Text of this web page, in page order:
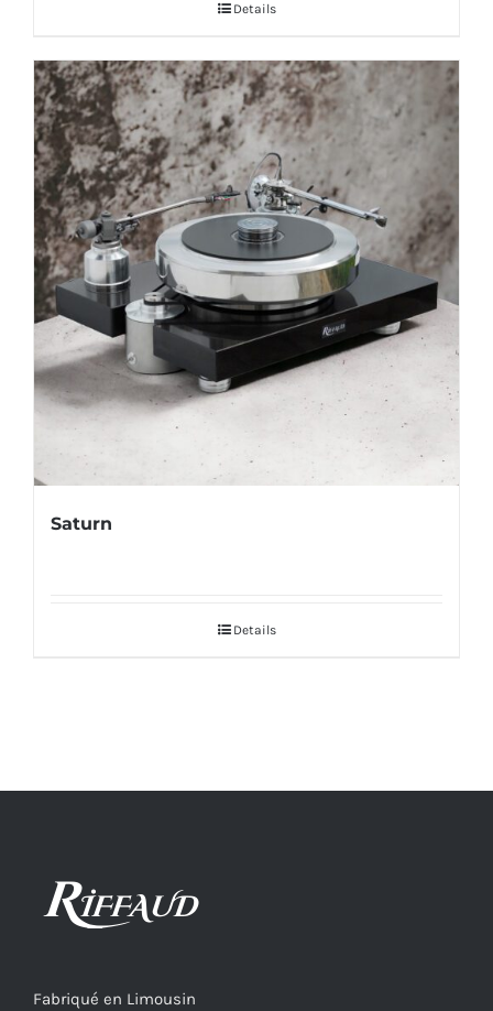
Details
Saturn
Details
Fabriqué en Limousin